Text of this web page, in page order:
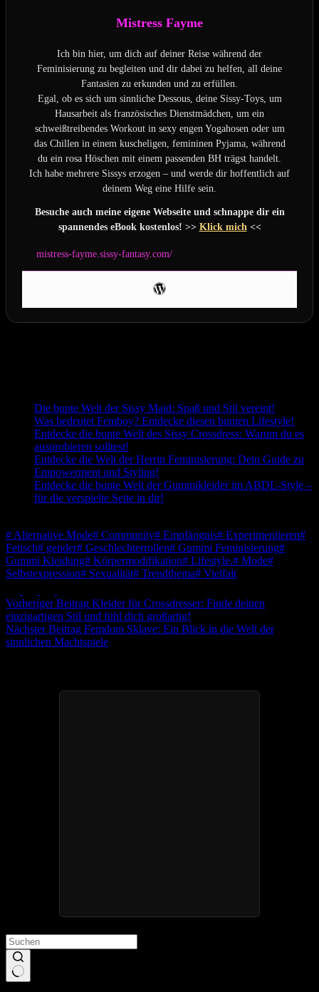
Mistress Fayme
Ich bin hier, um dich auf deiner Reise während der
Feminisierung zu begleiten und dir dabei zu helfen, all deine
Fantasien zu erkunden und zu erfüllen.
Egal, ob es sich um sinnliche Dessous, deine Sissy-Toys, um
Hausarbeit als französisches Dienstmädchen, um ein
schweißtreibendes Workout in sexy engen Yogahosen oder um
das Chillen in einem kuscheligen, femininen Pyjama, während
du ein rosa Höschen mit einem passenden BH trägst handelt.
Ich habe mehrere Sissys erzogen – und werde dir hoffentlich auf
deinem Weg eine Hilfe sein.
Besuche auch meine eigene Webseite und schnappe dir ein
spannendes eBook kostenlos! >> Klick mich <<
mistress-fayme.sissy-fantasy.com/
Die bunte Welt der Sissy Maid: Spaß und Stil vereint!
Was bedeutet Femboy? Entdecke diesen bunten Lifestyle!
Entdecke die bunte Welt des Sissy Crossdress: Warum du es
ausprobieren solltest!
Entdecke die Welt der Herrin Feminisierung: Dein Guide zu
Empowerment und Styling!
Entdecke die bunte Welt der Gummikleider im ABDL-Style –
für die verspielte Seite in dir!
# Alternative Mode# Community# Empfängnis# Experimentieren#
Fetisch# gender# Geschlechterrollen# Gummi Feminisierung#
Gummi Kleidung# Körpermodifikation# Lifestyle.# Mode#
Selbstexpression# Sexualität# Trendthema# Vielfalt
VorherigerBeitrag Kleider für Crossdresser: Finde deinen
einzigartigen Stil und fühl dich großartig!
NächsterBeitrag Femdom Sklave: Ein Blick in die Welt der
sinnlichen Machtspiele